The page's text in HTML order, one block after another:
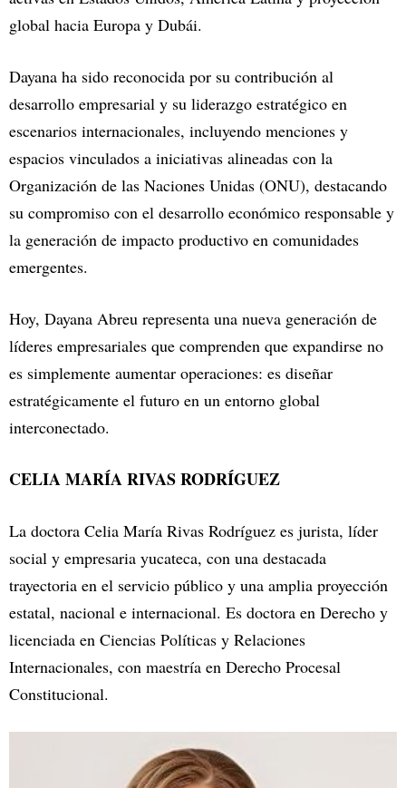
global hacia Europa y Dubái.
Dayana ha sido reconocida por su contribución al
desarrollo empresarial y su liderazgo estratégico en
escenarios internacionales, incluyendo menciones y
espacios vinculados a iniciativas alineadas con la
Organización de las Naciones Unidas (ONU), destacando
su compromiso con el desarrollo económico responsable y
la generación de impacto productivo en comunidades
emergentes.
Hoy, Dayana Abreu representa una nueva generación de
líderes empresariales que comprenden que expandirse no
es simplemente aumentar operaciones: es diseñar
estratégicamente el futuro en un entorno global
interconectado.
CELIA MARÍA RIVAS RODRÍGUEZ
La doctora Celia María Rivas Rodríguez es jurista, líder
social y empresaria yucateca, con una destacada
trayectoria en el servicio público y una amplia proyección
estatal, nacional e internacional. Es doctora en Derecho y
licenciada en Ciencias Políticas y Relaciones
Internacionales, con maestría en Derecho Procesal
Constitucional.